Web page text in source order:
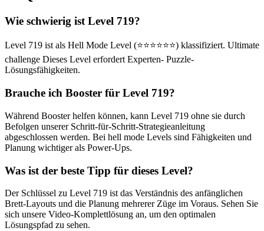
Wie schwierig ist Level 719?
Level 719 ist als Hell Mode Level (⭐⭐⭐⭐⭐⭐) klassifiziert. Ultimate
challenge Dieses Level erfordert Experten- Puzzle-
Lösungsfähigkeiten.
Brauche ich Booster für Level 719?
Während Booster helfen können, kann Level 719 ohne sie durch
Befolgen unserer Schritt-für-Schritt-Strategieanleitung
abgeschlossen werden. Bei hell mode Levels sind Fähigkeiten und
Planung wichtiger als Power-Ups.
Was ist der beste Tipp für dieses Level?
Der Schlüssel zu Level 719 ist das Verständnis des anfänglichen
Brett-Layouts und die Planung mehrerer Züge im Voraus. Sehen Sie
sich unsere Video-Komplettlösung an, um den optimalen
Lösungspfad zu sehen.